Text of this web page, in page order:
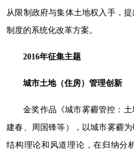
从限制政府与集体土地权入手，
制度的系统化改革方案。
2016年征集主题
城市土地（住房）管理创新
金奖作品《城市雾霾管控：
建春、周国锋等），以城市雾霾
结构理论和风道理论，在归纳分